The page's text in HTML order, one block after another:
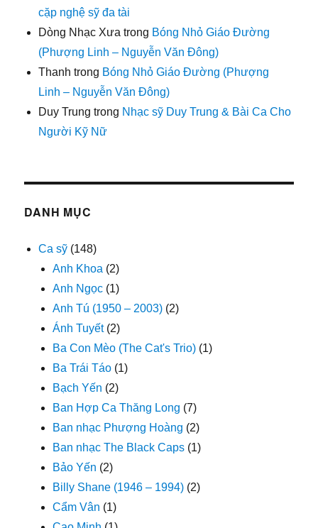
cặp nghệ sỹ đa tài
Dòng Nhạc Xưa trong Bóng Nhỏ Giáo Đường
(Phượng Linh – Nguyễn Văn Đông)
Thanh trong Bóng Nhỏ Giáo Đường (Phượng
Linh – Nguyễn Văn Đông)
Duy Trung trong Nhạc sỹ Duy Trung & Bài Ca Cho
Người Kỹ Nữ
DANH MỤC
Ca sỹ (148)
Anh Khoa (2)
Anh Ngọc (1)
Anh Tú (1950 – 2003) (2)
Ánh Tuyết(2)
Ba Con Mèo (The Cat's Trio) (1)
Ba Trái Táo (1)
Bạch Yến (2)
Ban Hợp Ca Thăng Long (7)
Ban nhạc Phượng Hoàng (2)
Ban nhạc The Black Caps (1)
Bảo Yến (2)
Billy Shane (1946 – 1994) (2)
Cẩm Vân (1)